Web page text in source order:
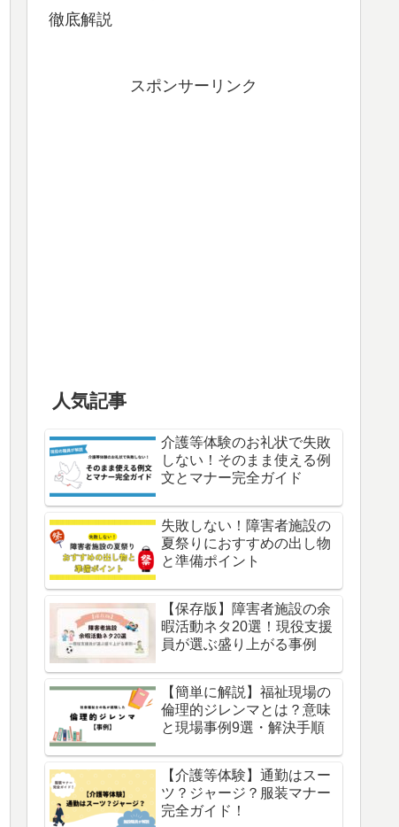
徹底解説
スポンサーリンク
人気記事
介護等体験のお礼状で失敗
しない！そのまま使える例
文とマナー完全ガイド
失敗しない！障害者施設の
夏祭りにおすすめの出し物
と準備ポイント
【保存版】障害者施設の余
暇活動ネタ20選！現役支援
員が選ぶ盛り上がる事例
【簡単に解説】福祉現場の
倫理的ジレンマとは？意味
と現場事例9選・解決手順
【介護等体験】通勤はスー
ツ？ジャージ？服装マナー
完全ガイド！